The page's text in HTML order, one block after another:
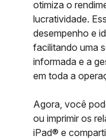
otimiza o
lucratividade.
desempenho e
facilitando uma
informada e a
em toda a
Agora, você
ou imprimir os
iPad® e